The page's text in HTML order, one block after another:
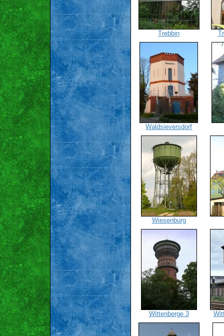
Trebbin
Waldsieversdorf
Wiesenburg
Wittenberge 3